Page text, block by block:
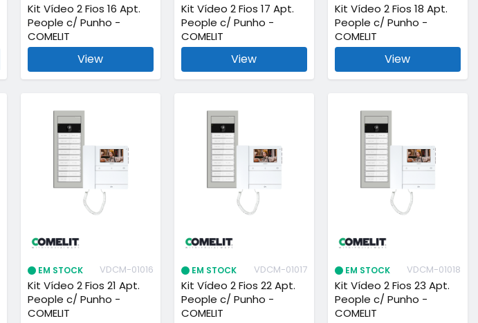
Kit Vídeo 2 Fios 16 Apt.
People c/ Punho -
COMELIT
View
Kit Vídeo 2 Fios 17 Apt.
People c/ Punho -
COMELIT
View
Kit Vídeo 2 Fios 18 Apt.
People c/ Punho -
COMELIT
View
EM STOCK VDCM-01016
Kit Vídeo 2 Fios 21 Apt.
People c/ Punho -
COMELIT
EM STOCK VDCM-01017
Kit Vídeo 2 Fios 22 Apt.
People c/ Punho -
COMELIT
EM STOCK VDCM-01018
Kit Vídeo 2 Fios 23 Apt.
People c/ Punho -
COMELIT